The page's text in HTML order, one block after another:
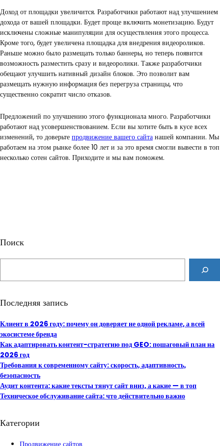
Доход от площадки увеличится. Разработчики работают над улучшением
дохода от вашей площадки. Будет проще включить монетизацию. Будут
исключены сложные манипуляции для осуществления этого процесса.
Кроме того, будет увеличена площадка для внедрения видеороликов.
Раньше можно было размещать только баннеры, но теперь появится
возможность разместить сразу и видеоролики. Также разработчики
обещают улучшить нативный дизайн блоков. Это позволит вам
размещать нужную информация без перегруза страницы, что
существенно сократит число отказов.
Предложений по улучшению этого функционала много. Разработчики
работают над усовершенствованием. Если вы хотите быть в кусе всех
изменений, то доверьте продвижение вашего сайта нашей компании. Мы
работаем на этом рынке более 10 лет и за это время смогли вывести в топ
несколько сотен сайтов. Приходите и мы вам поможем.
Поиск
a
c
Последняя запись
Клиент в 2026 году: почему он доверяет не одной рекламе, а всей
экосистеме бренда
Как адаптировать контент-стратегию под GEO: пошаговый план на
2026 год
Требования к современному сайту: скорость, адаптивность,
безопасность
Аудит контента: какие тексты тянут сайт вниз, а какие — в топ
Техническое обслуживание сайта: что действительно важно
Категории
Продвижение сайтов